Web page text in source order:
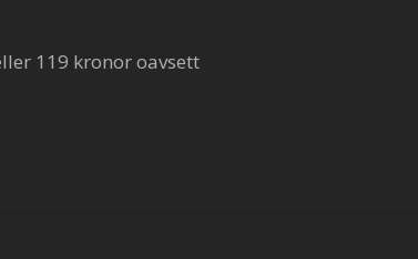
119 kronor oavsett